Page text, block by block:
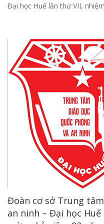
Đại học Huế lần thứ VII,
Đoàn cơ sở Trung
an ninh – Đại học